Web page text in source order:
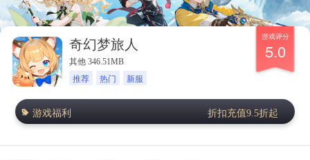
奇幻梦旅人
其他 346.51MB
推荐 热门 新服
游戏评分
5.0
游戏福利 折扣充值9.5折起